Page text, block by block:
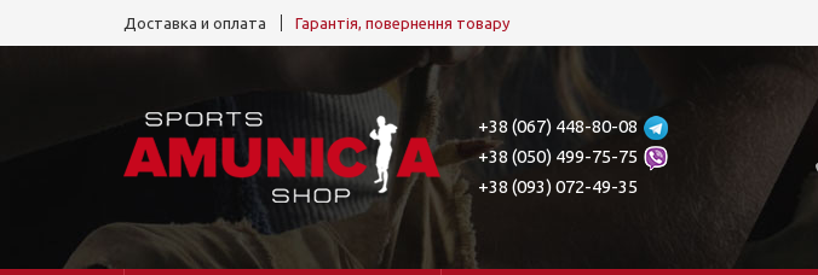
Доставка и оплата Гарантія, повернення товару
+38 (067) 448-80-08
+38 (050) 499-75-75
+38 (093) 072-49-35